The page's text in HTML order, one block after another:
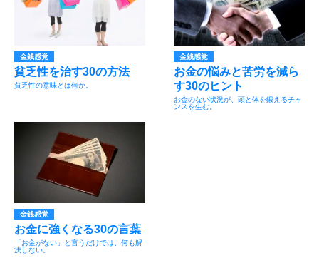
金銭感覚
貧乏性を治す30の方法
貧乏性の意味とは何か。
金銭感覚
お金の悩みと苦労を減ら
す30のヒント
お金のない状況が、頭と体を鍛えるチャ
ンスを生む。
金銭感覚
お金に強くなる30の言葉
「お金がない」と言うだけでは、何も解
決しない。